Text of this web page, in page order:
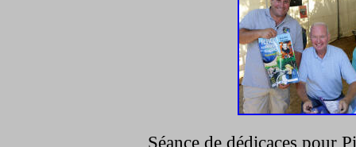
Séance de dédicaces pour